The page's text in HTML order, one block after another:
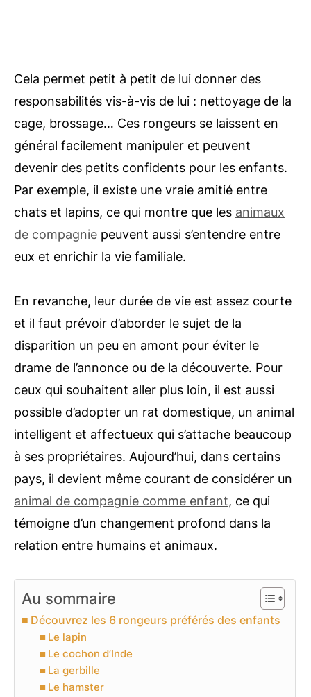
Cela permet petit à petit de lui donner des
responsabilités vis-à-vis de lui : nettoyage de la
cage, brossage… Ces rongeurs se laissent en
général facilement manipuler et peuvent
devenir des petits confidents pour les enfants.
Par exemple, il existe une vraie amitié entre
chats et lapins, ce qui montre que les animaux
de compagnie peuvent aussi s’entendre entre
eux et enrichir la vie familiale.
En revanche, leur durée de vie est assez courte
et il faut prévoir d’aborder le sujet de la
disparition un peu en amont pour éviter le
drame de l’annonce ou de la découverte. Pour
ceux qui souhaitent aller plus loin, il est aussi
possible d’adopter un rat domestique, un animal
intelligent et affectueux qui s’attache beaucoup
à ses propriétaires. Aujourd’hui, dans certains
pays, il devient même courant de considérer un
animal de compagnie comme enfant, ce qui
témoigne d’un changement profond dans la
relation entre humains et animaux.
Au sommaire
Découvrez les 6 rongeurs préférés des enfants
Le lapin
Le cochon d’Inde
La gerbille
Le hamster